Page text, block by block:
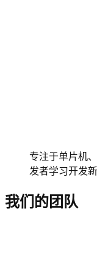
专注于单片机
发者学习开发
我们的团队